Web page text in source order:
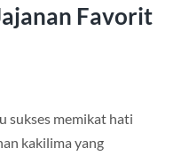
Favorit
sukses memikat hati
kakilima yang